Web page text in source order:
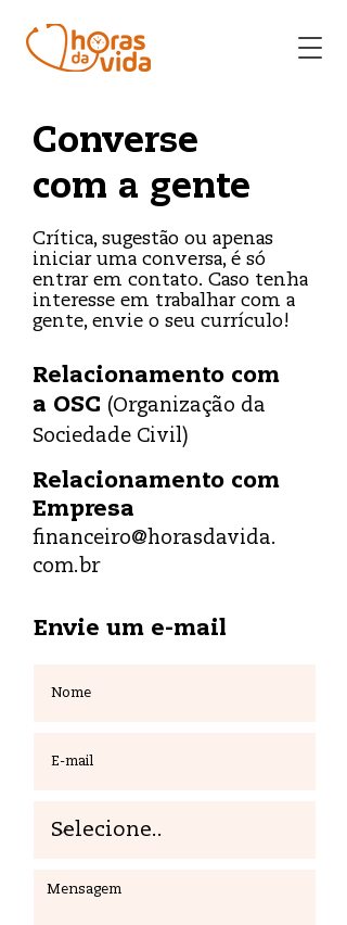
Converse
com a gente
Crítica, sugestão ou apenas
iniciar uma conversa, é só
entrar em contato. Caso tenha
interesse em trabalhar com a
gente, envie o seu currículo!
Relacionamento com
a OSC (Organização da
Sociedade Civil)
Relacionamento com
Empresa
financeiro@horasdavida.
com.br
Envie um e-mail